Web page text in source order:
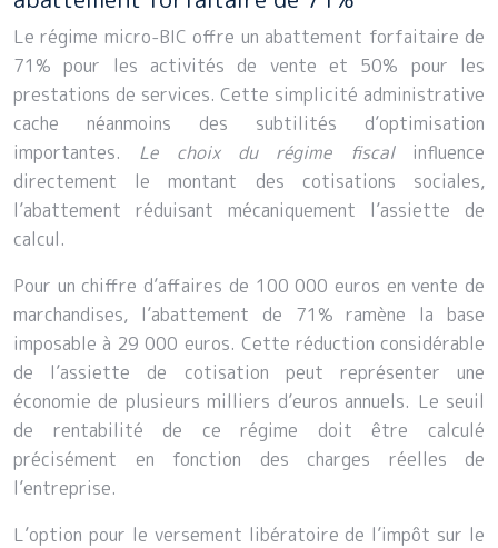
Le régime micro-BIC offre un abattement forfaitaire de
71% pour les activités de vente et 50% pour les
prestations de services. Cette simplicité administrative
cache néanmoins des subtilités d’optimisation
importantes. Le choix du régime fiscal influence
directement le montant des cotisations sociales,
l’abattement réduisant mécaniquement l’assiette de
calcul.
Pour un chiffre d’affaires de 100 000 euros en vente de
marchandises, l’abattement de 71% ramène la base
imposable à 29 000 euros. Cette réduction considérable
de l’assiette de cotisation peut représenter une
économie de plusieurs milliers d’euros annuels. Le seuil
de rentabilité de ce régime doit être calculé
précisément en fonction des charges réelles de
l’entreprise.
L’option pour le versement libératoire de l’impôt sur le